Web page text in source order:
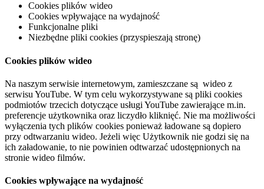
Cookies plików wideo
Cookies wpływające na wydajność
Funkcjonalne pliki
Niezbędne pliki cookies (przyspieszają stronę)
Cookies plików wideo
Na naszym serwisie internetowym, zamieszczane są wideo z
serwisu YouTube. W tym celu wykorzystywane są pliki cookies
podmiotów trzecich dotyczące usługi YouTube zawierające m.in.
preferencje użytkownika oraz liczydło kliknięć. Nie ma możliwości
wyłączenia tych plików cookies ponieważ ładowane są dopiero
przy odtwarzaniu wideo. Jeżeli więc Użytkownik nie godzi się na
ich załadowanie, to nie powinien odtwarzać udostępnionych na
stronie wideo filmów.
Cookies wpływające na wydajność